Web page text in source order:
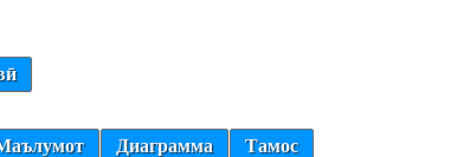
Диаграмма Тамос